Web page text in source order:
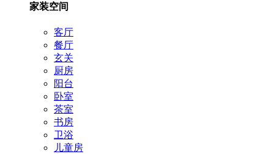
家装空间
客厅
餐厅
玄关
厨房
阳台
卧室
茶室
书房
卫浴
儿童房